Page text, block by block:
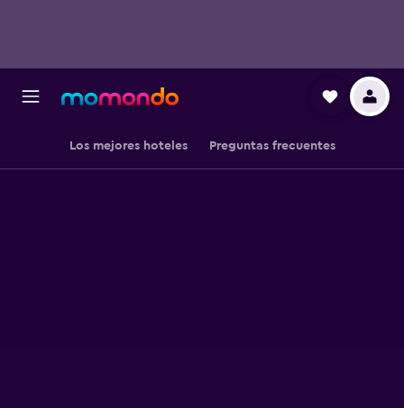
Los mejores hoteles Preguntas frecuentes